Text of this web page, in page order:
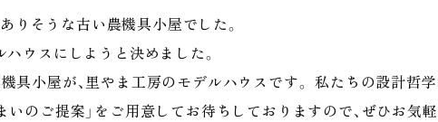
りそうな古い農機具小屋でした。
ハウスにしようと決めました。
具小屋が、里やま工房のモデルハウスです。 私たちの設計哲学
のご提案」をご用意してお待ちしておりますので、ぜひお気軽